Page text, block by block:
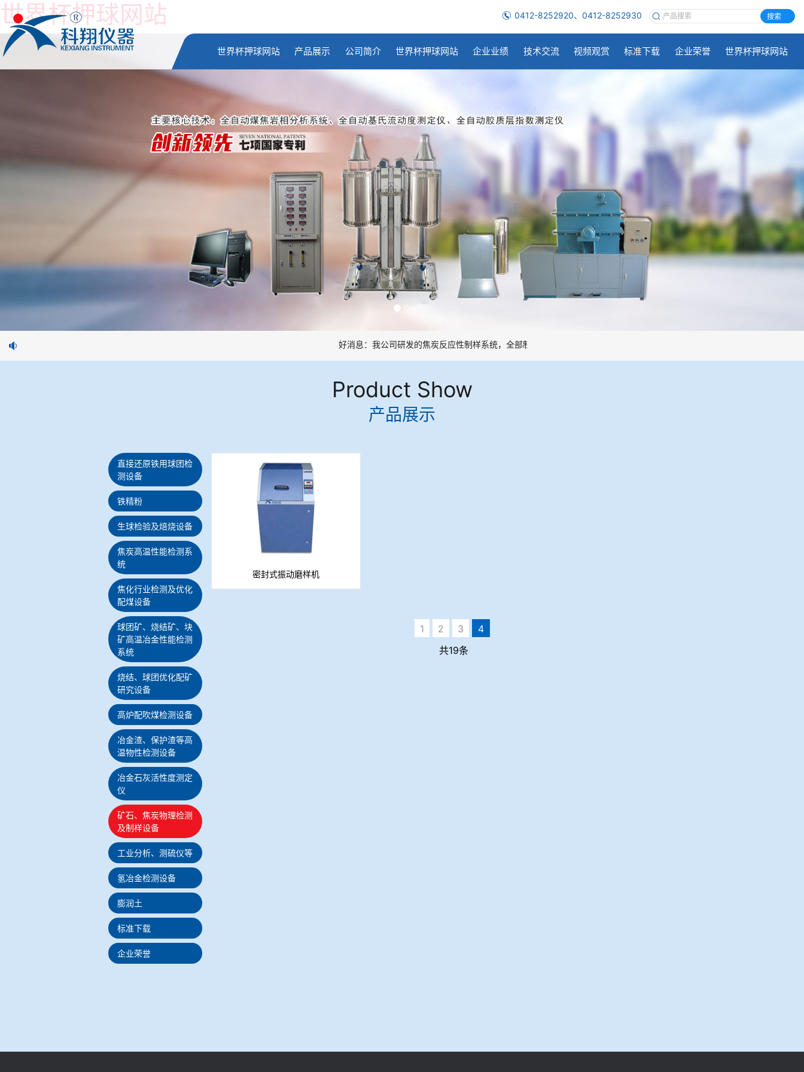
世界杯押球网站 0412-8252920、0412-8252930 搜索
世界杯押球网站 产品展示 公司简介 世界杯押球网站 企业业绩 技术交流 视频观赏 标准下载 企业荣誉 世界杯押球网站
好消息：我公司研发的焦炭反应性制样系统，全部制样过程机械化操作，没有人为误差，焦球形状与人工制焦球法一致或优于人
Product Show
产品展示
直接还原铁用球团检
测设备
铁精粉
生球检验及焙烧设备
焦炭高温性能检测系
统
焦化行业检测及优化
配煤设备
球团矿、烧结矿、块
矿高温冶金性能检测
系统
烧结、球团优化配矿
研究设备
高炉配吹煤检测设备
冶金渣、保护渣等高
温物性检测设备
冶金石灰活性度测定
仪
矿石、焦炭物理检测
及制样设备
工业分析、测硫仪等
氢冶金检测设备
膨润土
标准下载
企业荣誉
密封式振动磨样机
1 2 3
4
共19条